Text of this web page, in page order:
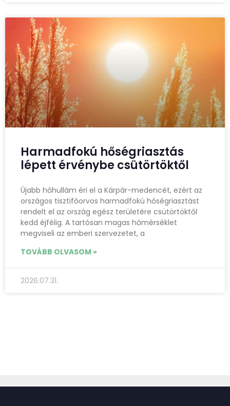
Harmadfokú hőségriasztás
lépett érvénybe csütörtöktől
Újabb hőhullám éri el a Kárpár-medencét, ezért az
országos tisztifőorvos harmadfokú hőségriasztást
rendelt el az ország egész területére csütörtöktől
kedd éjfélig. A tartósan magas hőmérséklet
megviseli az emberi szervezetet, a
TOVÁBB OLVASOM »
2026.07.31.